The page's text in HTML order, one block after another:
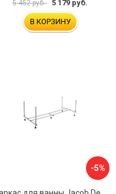
5 452 руб. 5 179 руб.
В КОРЗИНУ
-5%